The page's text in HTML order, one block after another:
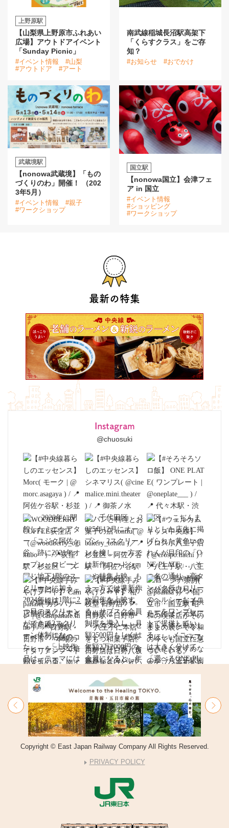
最新の特集
Instagram
@chuosuki
上野原駅
【山梨県上野原市ふれあい
広場】アウトドアイベント
「Sunday Picnic」
#イベント情報
#山梨
#アウトドア
#アート
南武線稲城長沼駅高架下
「くらすクラス」をご存
知？
#お知らせ #おでかけ
武蔵境駅
【nonowa武蔵境】「もの
づくりのわ」開催！ （202
3年5月）
#イベント情報
#親子
#ワークショップ
国立駅
【nonowa国立】会津フェ
ア in 国立
#イベント情報
#ショッピング
#ワークショップ
Copyright © East Japan Railway Company All Rights Reserved.
PRIVACY POLICY